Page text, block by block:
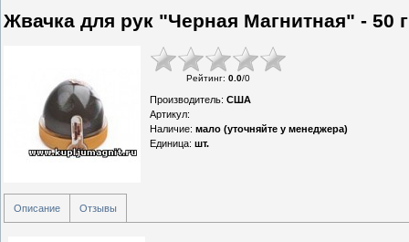
Жвачка для рук "Черная Магнитная" - 50
Рейтинг: 0.0/0
Производитель: США
Артикул:
Наличие: мало (уточняйте у менеджера)
Единица: шт.
Описание Отзывы